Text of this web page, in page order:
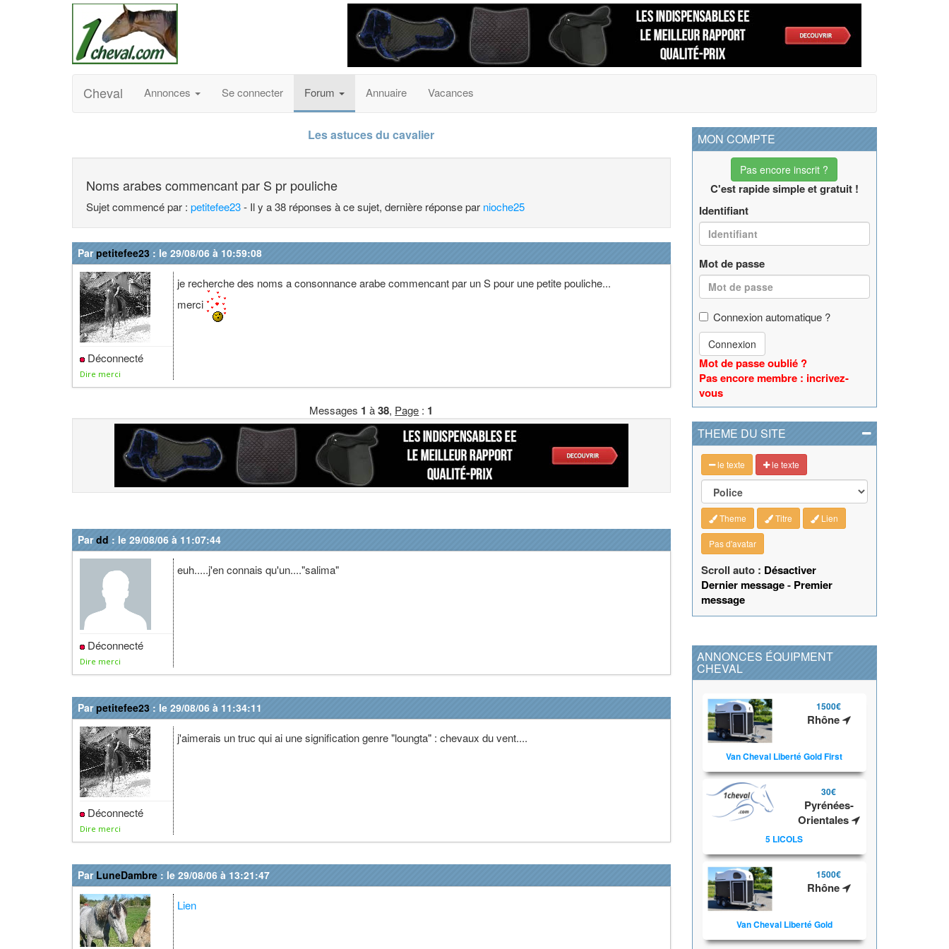
Cheval Annonces Se connecter Forum Annuaire Vacances
Les astuces du cavalier
Noms arabes commencant par S pr pouliche
Sujet commencé par : petitefee23- Il y a 38 réponses à ce sujet, dernière réponse par nioche25
Parpetitefee23 : le 29/08/06 à 10:59:08
Déconnecté
Dire merci
je recherche des noms a consonnance arabe commencant par un S pour une petite pouliche...
merci
Messages 1 à38, Page : 1
Pardd : le 29/08/06 à 11:07:44
Déconnecté
Dire merci
euh.....j'en connais qu'un...."salima"
Parpetitefee23 : le 29/08/06 à 11:34:11
Déconnecté
Dire merci
j'aimerais un truc qui ai une signification genre "loungta" : chevaux du vent....
Par LuneDambre : le 29/08/06 à 13:21:47
Lien
MON COMPTE
Pas encore inscrit ?
C'est rapide simple et gratuit !
Identifiant
Mot de passe
Connexion automatique ?
Connexion
Mot de passe oublié ?
Pas encore membre : incrivez-
vous
THEME DU SITE
le texte le texte
Theme Titre Lien
Pas d'avatar
Scroll auto : Désactiver
Dernier message- Premier
message
ANNONCES ÉQUIPMENT
CHEVAL
1500€
Rhône
Van Cheval Liberté Gold First
30€
Pyrénées-
Orientales
5 LICOLS
1500€
Rhône
Van Cheval Liberté Gold